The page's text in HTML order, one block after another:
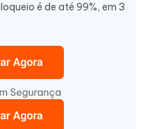
é de até 99%, em 3